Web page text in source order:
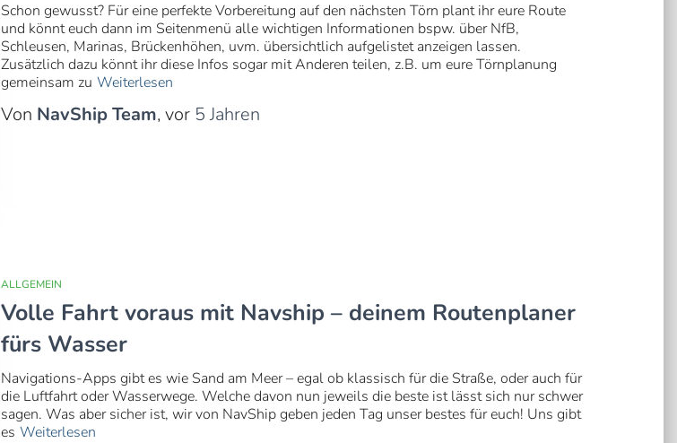
Schon gewusst? Für eine perfekte Vorbereitung auf den nächsten Törn plant ihr eure Route
und könnt euch dann im Seitenmenü alle wichtigen Informationen bspw. über NfB,
Schleusen, Marinas, Brückenhöhen, uvm. übersichtlich aufgelistet anzeigen lassen.
Zusätzlich dazu könnt ihr diese Infos sogar mit Anderen teilen, z.B. um eure Törnplanung
gemeinsam zu Weiterlesen
Von NavShip Team, vor 5 Jahren
ALLGEMEIN
Volle Fahrt voraus mit Navship – deinem Routenplaner
fürs Wasser
Navigations-Apps gibt es wie Sand am Meer – egal ob klassisch für die Straße, oder auch für
die Luftfahrt oder Wasserwege. Welche davon nun jeweils die beste ist lässt sich nur schwer
sagen. Was aber sicher ist, wir von NavShip geben jeden Tag unser bestes für euch! Uns gibt
es Weiterlesen